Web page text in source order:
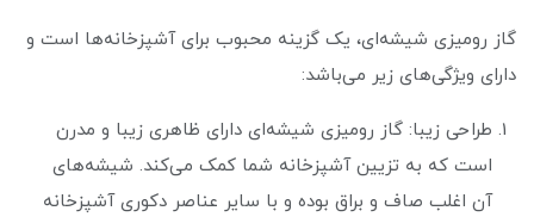
گاز رومیزی شیشه‌ای، یک گزینه محبوب برای آشپزخانه‌ها است و
دارای ویژگی‌های زیر می‌باشد:
طراحی زیبا: گاز رومیزی شیشه‌ای دارای ظاهری زیبا و مدرن
است که به تزیین آشپزخانه شما کمک می‌کند. شیشه‌های
آن اغلب صاف و براق بوده و با سایر عناصر دکوری آشپزخانه